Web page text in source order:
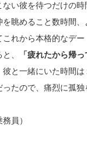
い彼を待つだけの
眺めること数時間、
れから本格的なデ
、
「疲れたから帰っ
と一緒にいた時間は
たので、痛烈に孤独
員）